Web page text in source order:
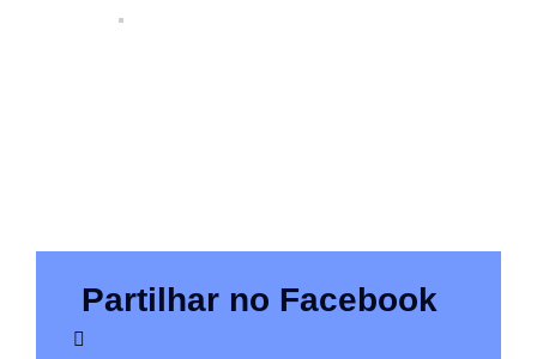
Partilhar no Facebook